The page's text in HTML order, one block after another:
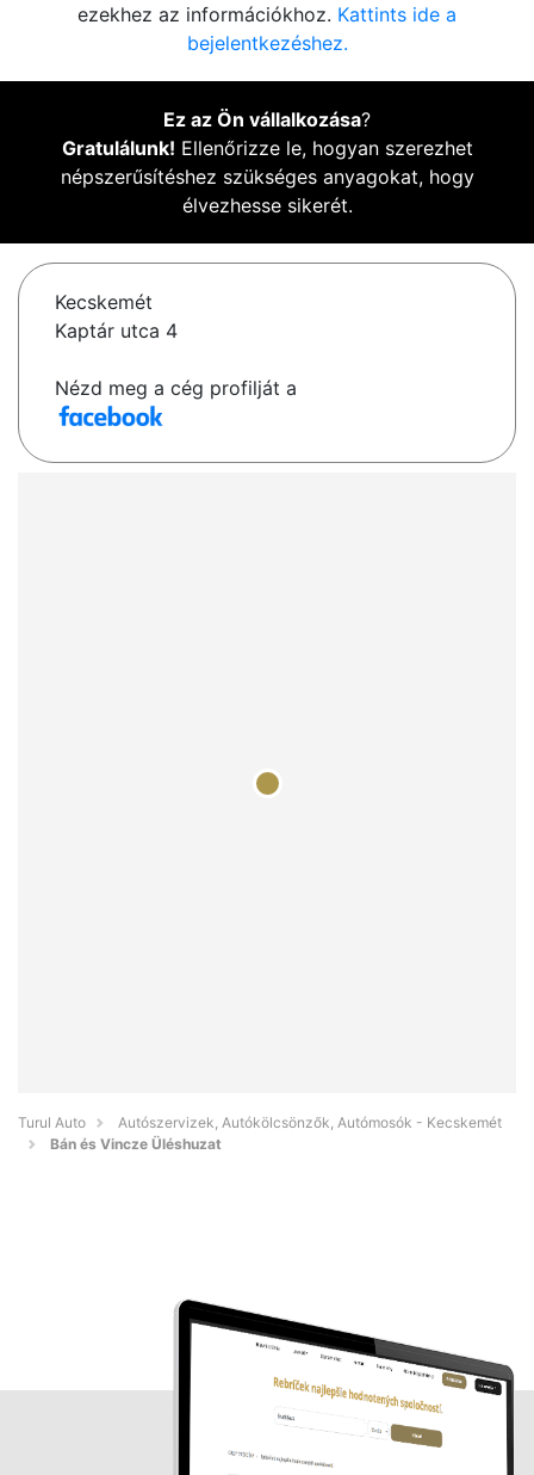
ezekhez az információkhoz. Kattints ide a
bejelentkezéshez.
Ez az Ön vállalkozása?
Gratulálunk! Ellenőrizze le, hogyan szerezhet
népszerűsítéshez szükséges anyagokat, hogy
élvezhesse sikerét.
Kecskemét
Kaptár utca 4
Nézd meg a cég profilját a
Turul Auto
Autószervizek, Autókölcsönzők, Autómosók - Kecskemét
Bán és Vincze Üléshuzat